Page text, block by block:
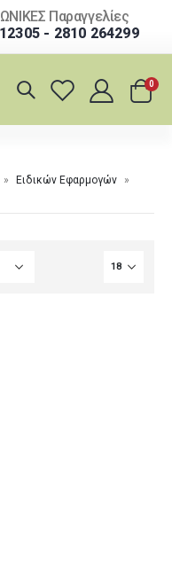
Παραγγελίες
- 2810 264299
0
» Ειδικών Εφαρμογών
»